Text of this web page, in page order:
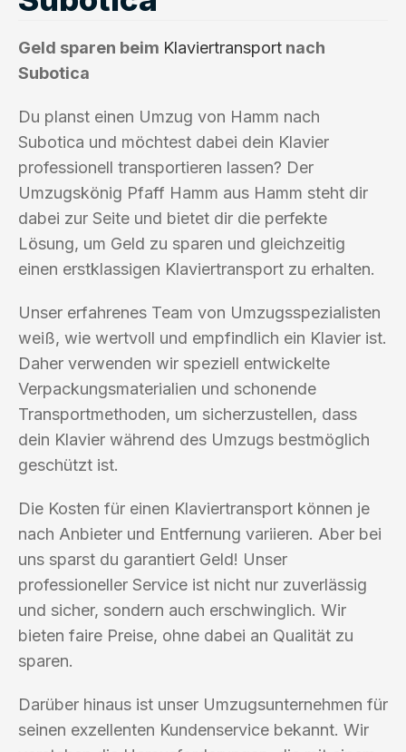
Geld sparen beim Klaviertransport nach
Subotica
Du planst einen Umzug von Hamm nach
Subotica und möchtest dabei dein Klavier
professionell transportieren lassen? Der
Umzugskönig Pfaff Hamm aus Hamm steht dir
dabei zur Seite und bietet dir die perfekte
Lösung, um Geld zu sparen und gleichzeitig
einen erstklassigen Klaviertransport zu erhalten.
Unser erfahrenes Team von Umzugsspezialisten
weiß, wie wertvoll und empfindlich ein Klavier ist.
Daher verwenden wir speziell entwickelte
Verpackungsmaterialien und schonende
Transportmethoden, um sicherzustellen, dass
dein Klavier während des Umzugs bestmöglich
geschützt ist.
Die Kosten für einen Klaviertransport können je
nach Anbieter und Entfernung variieren. Aber bei
uns sparst du garantiert Geld! Unser
professioneller Service ist nicht nur zuverlässig
und sicher, sondern auch erschwinglich. Wir
bieten faire Preise, ohne dabei an Qualität zu
sparen.
Darüber hinaus ist unser Umzugsunternehmen für
seinen exzellenten Kundenservice bekannt. Wir